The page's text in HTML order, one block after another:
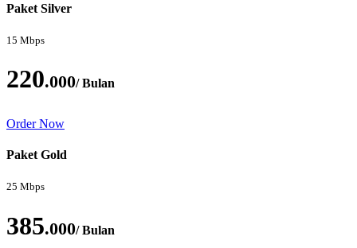
Paket Silver
15 Mbps
220.000/ Bulan
Order Now
Paket Gold
25 Mbps
385.000/ Bulan